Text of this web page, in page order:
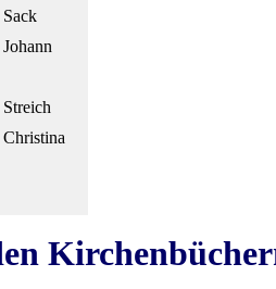
Sack
Johann
Streich
Christina